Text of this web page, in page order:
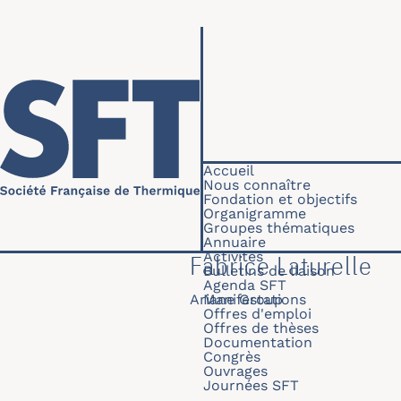
Navigation
Accueil
Nous connaître
Fondation et objectifs
Organigramme
Groupes thématiques
Annuaire
Activités
Bulletins de liaison
Agenda SFT
Manifestations
Offres d'emploi
Offres de thèses
Documentation
Congrès
Ouvrages
Journées SFT
Fabrice Laturelle
Ariane Group